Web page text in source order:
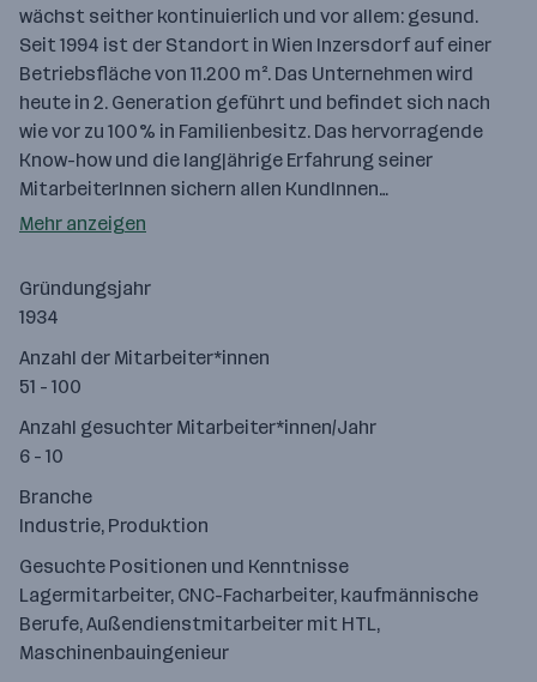
wächst seither kontinuierlich und vor allem: gesund.
Seit 1994 ist der Standort in Wien Inzersdorf auf einer
Betriebsfläche von 11.200 m². Das Unternehmen wird
heute in 2. Generation geführt und befindet sich nach
wie vor zu 100% in Familienbesitz. Das hervorragende
Know-how und die langjährige Erfahrung seiner
MitarbeiterInnen sichern allen KundInnen…
Mehr anzeigen
Gründungsjahr
1934
Anzahl der Mitarbeiter*innen
51 - 100
Anzahl gesuchter Mitarbeiter*innen/Jahr
6 - 10
Branche
Industrie, Produktion
Gesuchte Positionen und Kenntnisse
Lagermitarbeiter, CNC-Facharbeiter, kaufmännische
Berufe, Außendienstmitarbeiter mit HTL,
Maschinenbauingenieur